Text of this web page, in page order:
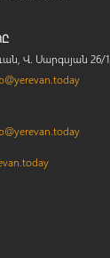
Վ. Սարգսյան 26/1